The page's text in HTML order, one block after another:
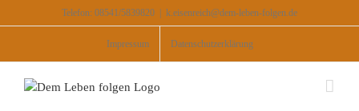
Inhalt
Telefon: 08541/5839820 k.eisenreich@dem-leben-folgen.de
Impressum Datenschutzerklärung